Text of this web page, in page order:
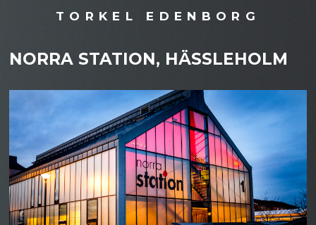
TORKEL EDENBORG
NORRA STATION, HÄSSLEHOLM